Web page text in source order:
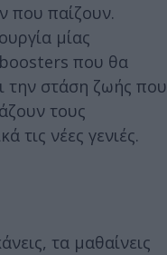
που παίζουν.
μίας
που θα
την στάση ζωής που
τους
τις νέες γενιές.
τα μαθαίνεις